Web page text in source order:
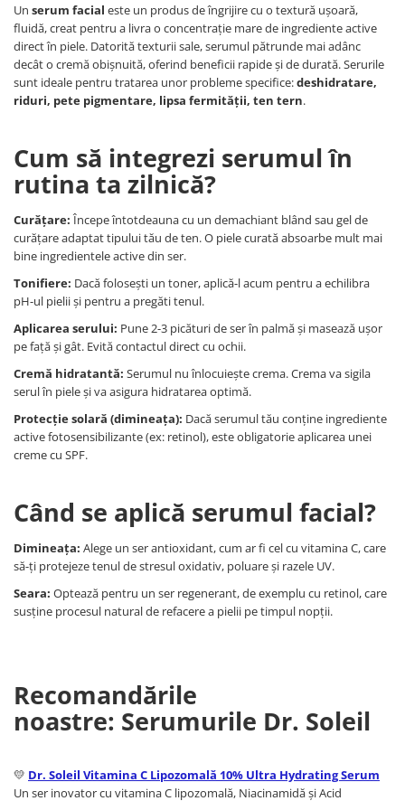
Un serum facial este un produs de îngrijire cu o textură ușoară,
fluidă, creat pentru a livra o concentrație mare de ingrediente active
direct în piele. Datorită texturii sale, serumul pătrunde mai adânc
decât o cremă obișnuită, oferind beneficii rapide și de durată. Serurile
sunt ideale pentru tratarea unor probleme specifice:deshidratare,
riduri, pete pigmentare, lipsa fermității, ten tern.
Cum să integrezi serumul în
rutina ta zilnică?
Curățare: Începe întotdeauna cu un demachiant blând sau gel de
curățare adaptat tipului tău de ten. O piele curată absoarbe mult mai
bine ingredientele active din ser.
Tonifiere: Dacă folosești un toner, aplică-l acum pentru a echilibra
pH-ul pielii și pentru a pregăti tenul.
Aplicarea serului: Pune 2-3 picături de ser în palmă și masează ușor
pe față și gât. Evită contactul direct cu ochii.
Cremă hidratantă: Serumul nu înlocuiește crema. Crema va sigila
serul în piele și va asigura hidratarea optimă.
Protecție solară (dimineața): Dacă serumul tău conține ingrediente
active fotosensibilizante (ex: retinol), este obligatorie aplicarea unei
creme cu SPF.
Când se aplică serumul facial?
Dimineața: Alege un ser antioxidant, cum ar fi cel cu vitamina C, care
să-ți protejeze tenul de stresul oxidativ, poluare și razele UV.
Seara: Optează pentru un ser regenerant, de exemplu cu retinol, care
susține procesul natural de refacere a pielii pe timpul nopții.
Recomandările
noastre: Serumurile Dr. Soleil
💛 Dr. Soleil Vitamina C Lipozomală 10% Ultra Hydrating Serum
Un ser inovator cu vitamina C lipozomală, Niacinamidă și Acid